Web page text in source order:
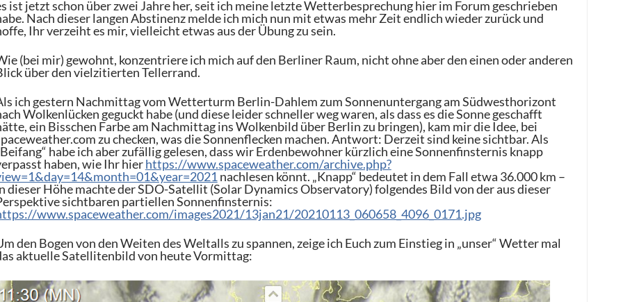
ist jetzt schon über zwei Jahre her, seit ich meine letzte Wetterbesprechung hier im Forum geschrieben
Nach dieser langen Abstinenz melde ich mich nun mit etwas mehr Zeit endlich wieder zurück und
Ihr verzeiht es mir, vielleicht etwas aus der Übung zu sein.
(bei mir) gewohnt, konzentriere ich mich auf den Berliner Raum, nicht ohne aber den einen oder anderen
über den vielzitierten Tellerrand.
ich gestern Nachmittag vom Wetterturm Berlin-Dahlem zum Sonnenuntergang am Südwesthorizont
Wolkenlücken geguckt habe (und diese leider schneller weg waren, als dass es die Sonne geschafft
ein Bisschen Farbe am Nachmittag ins Wolkenbild über Berlin zu bringen), kam mir die Idee, bei
zu checken, was die Sonnenflecken machen. Antwort: Derzeit sind keine sichtbar. Als
habe ich aber zufällig gelesen, dass wir Erdenbewohner kürzlich eine Sonnenfinsternis knapp
haben, wie Ihr hierhttps://www.spaceweather.com/archive.php?
nachlesen könnt. „Knapp“ bedeutet in dem Fall etwa 36.000 km –
dieser Höhe machte der SDO-Satellit (Solar Dynamics Observatory) folgendes Bild von der aus dieser
sichtbaren partiellen Sonnenfinsternis:
www.spaceweather.com/images2021/13jan21/20210113_060658_4096_0171.jpg
den Bogen von den Weiten des Weltalls zu spannen, zeige ich Euch zum Einstieg in „unser“ Wetter mal
aktuelle Satellitenbild von heute Vormittag: